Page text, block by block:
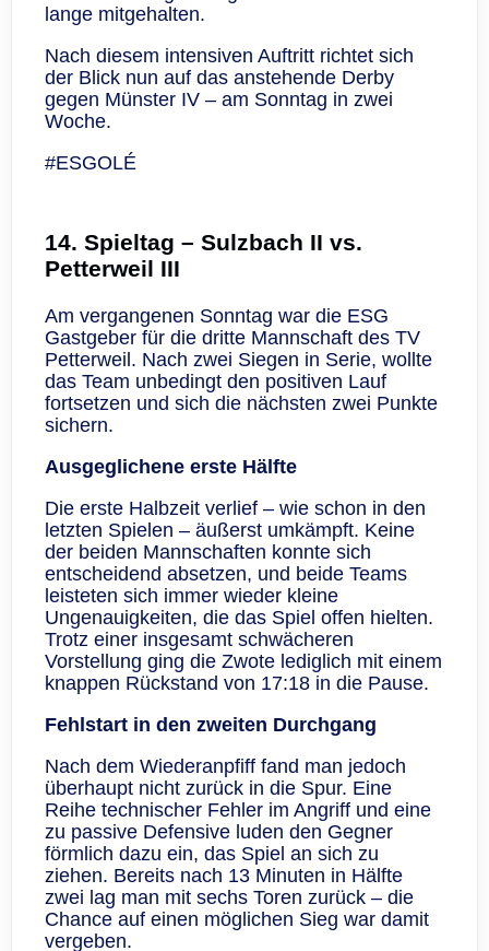
lange mitgehalten.
Nach diesem intensiven Auftritt richtet sich
der Blick nun auf das anstehende Derby
gegen Münster IV – am Sonntag in zwei
Woche.
#ESGOLÉ
14. Spieltag – Sulzbach II vs.
Petterweil III
Am vergangenen Sonntag war die ESG
Gastgeber für die dritte Mannschaft des TV
Petterweil. Nach zwei Siegen in Serie, wollte
das Team unbedingt den positiven Lauf
fortsetzen und sich die nächsten zwei Punkte
sichern.
Ausgeglichene erste Hälfte
Die erste Halbzeit verlief – wie schon in den
letzten Spielen – äußerst umkämpft. Keine
der beiden Mannschaften konnte sich
entscheidend absetzen, und beide Teams
leisteten sich immer wieder kleine
Ungenauigkeiten, die das Spiel offen hielten.
Trotz einer insgesamt schwächeren
Vorstellung ging die Zwote lediglich mit einem
knappen Rückstand von 17:18 in die Pause.
Fehlstart in den zweiten Durchgang
Nach dem Wiederanpfiff fand man jedoch
überhaupt nicht zurück in die Spur. Eine
Reihe technischer Fehler im Angriff und eine
zu passive Defensive luden den Gegner
förmlich dazu ein, das Spiel an sich zu
ziehen. Bereits nach 13 Minuten in Hälfte
zwei lag man mit sechs Toren zurück – die
Chance auf einen möglichen Sieg war damit
vergeben.